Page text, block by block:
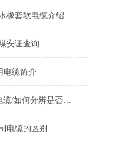
橡套软电缆介绍
安证查询
电缆简介
MY矿用移动电缆/如何分辨是否国标标准
电缆的区别